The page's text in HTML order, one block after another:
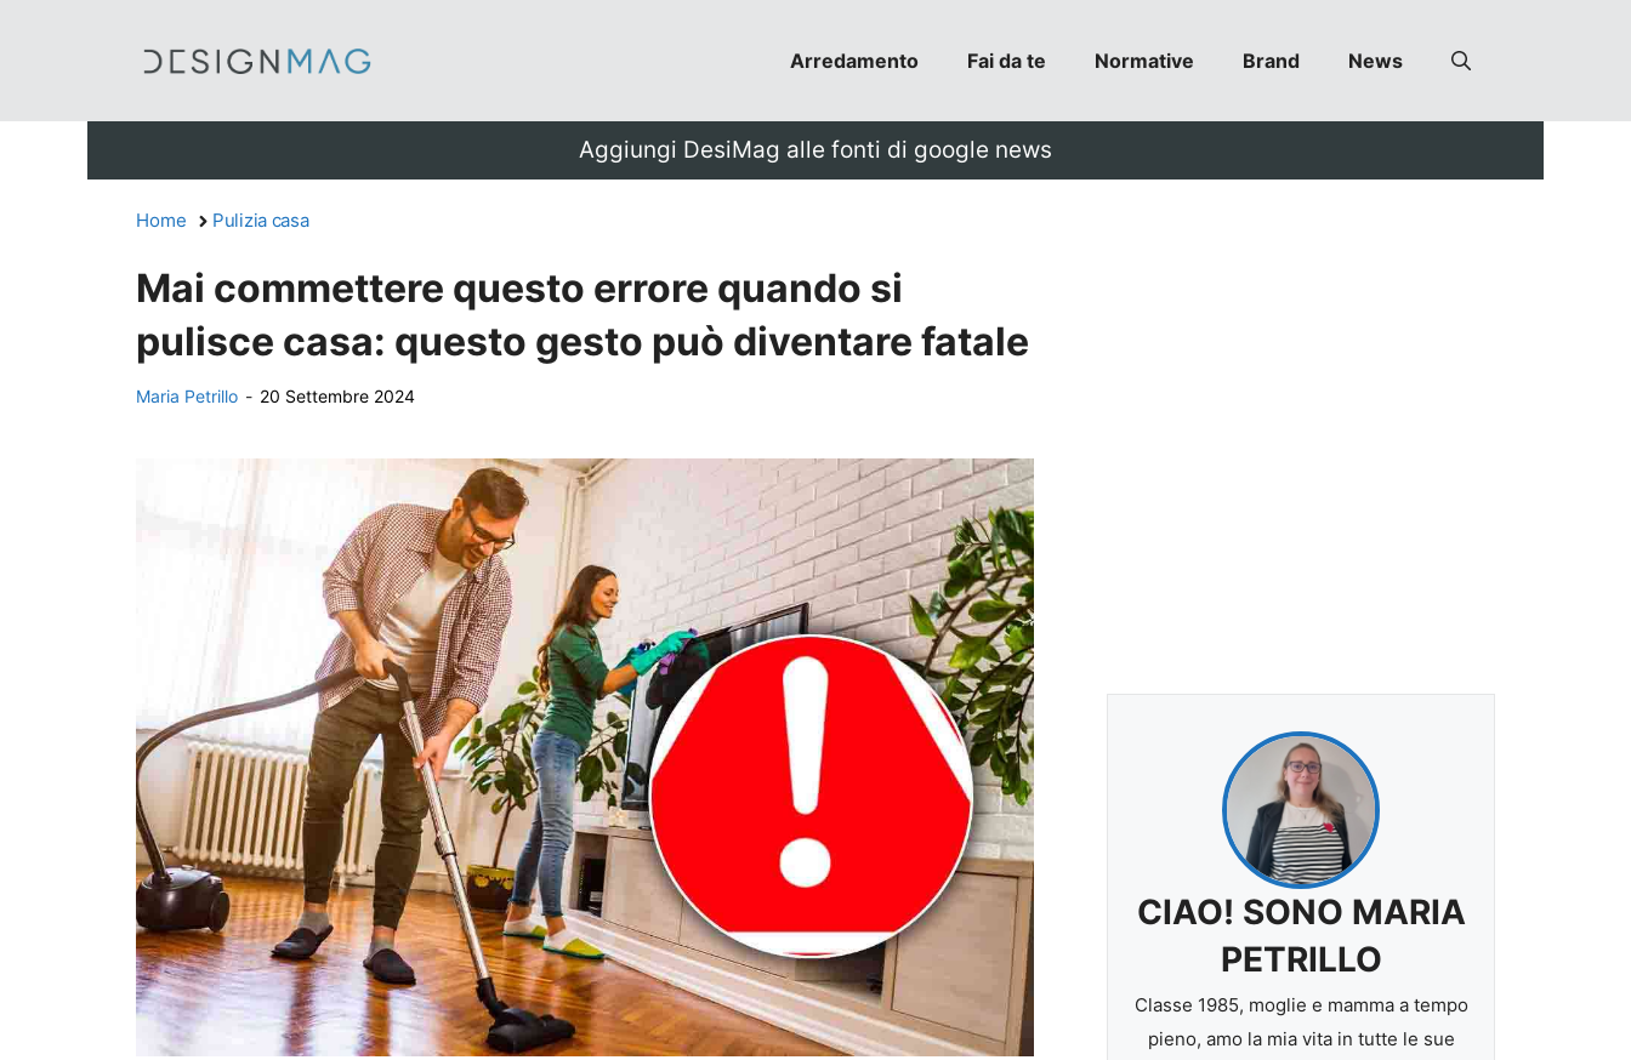
Arredamento Fai da te Normative Brand News
Aggiungi DesiMag alle fonti di google news
Home Pulizia casa
Mai commettere questo errore quando si
pulisce casa: questo gesto può diventare fatale
Maria Petrillo - 20 Settembre 2024
CIAO! SONO MARIA
PETRILLO
Classe 1985, moglie e mamma a tempo
pieno, amo la mia vita in tutte le sue